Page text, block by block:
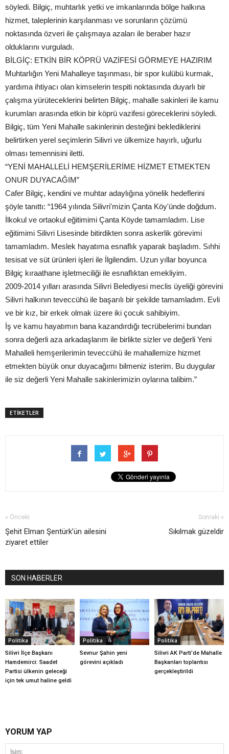
söyledi. Bilgiç, muhtarlık yetki ve imkanlarında bölge halkına
hizmet, taleplerinin karşılanması ve sorunların çözümü
noktasında özveri ile çalışmaya azaları ile beraber hazır
olduklarını vurguladı.
BİLGİÇ: ETKİN BİR KÖPRÜ VAZİFESİ GÖRMEYE HAZIRIM
Muhtarlığın Yeni Mahalleye taşınması, bir spor kulübü kurmak,
yardıma ihtiyacı olan kimselerin tespiti noktasında duyarlı bir
çalışma yürüteceklerini belirten Bilgiç, mahalle sakinleri ile kamu
kurumları arasında etkin bir köprü vazifesi göreceklerini söyledi.
Bilgiç, tüm Yeni Mahalle sakinlerinin desteğini beklediklerini
belirtirken yerel seçimlerin Silivri ve ülkemize hayırlı, uğurlu
olması temennisini iletti.
“YENİ MAHALLELİ HEMŞERİLERİME HİZMET ETMEKTEN
ONUR DUYACAĞIM”
Cafer Bilgiç, kendini ve muhtar adaylığına yönelik hedeflerini
şöyle tanıttı: “1964 yılında Silivri'mizin Çanta Köy'ünde doğdum.
İlkokul ve ortaokul eğitimimi Çanta Köyde tamamladım. Lise
eğitimimi Silivri Lisesinde bitirdikten sonra askerlik görevimi
tamamladım. Meslek hayatıma esnaflık yaparak başladım. Sıhhi
tesisat ve süt ürünleri işleri ile İlgilendim. Uzun yıllar boyunca
Bilgiç kıraathane işletmeciliği ile esnaflıktan emekliyim.
2009-2014 yılları arasında Silivri Belediyesi meclis üyeliği görevini
Silivri halkının teveccühü ile başarılı bir şekilde tamamladım. Evli
ve bir kız, bir erkek olmak üzere iki çocuk sahibiyim.
İş ve kamu hayatımın bana kazandırdığı tecrübelerimi bundan
sonra değerli aza arkadaşlarım ile birlikte sizler ve değerli Yeni
Mahalleli hemşerilerimin teveccühü ile mahallemize hizmet
etmekten büyük onur duyacağımı bilmeniz isterim. Bu duygular
ile siz değerli Yeni Mahalle sakinlerimizin oylarına talibim.”
ETİKETLER
« Önceki
Şehit Elman Şentürk’ün ailesini
ziyaret ettiler
Sonraki »
Sıkılmak güzeldir
SON HABERLER
Politika
Silivri İlçe Başkanı
Hamdemirci: Saadet
Partisi ülkenin geleceği
için tek umut haline geldi
Politika
Sevnur Şahin yeni
görevini açıkladı
Politika
Silivri AK Parti’de Mahalle
Başkanları toplantısı
gerçekleştirildi
YORUM YAP